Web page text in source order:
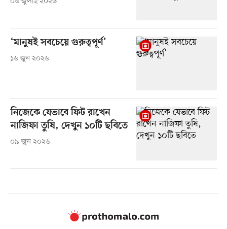
‘মানুষই সবচেয়ে গুরুত্বপূর্ণ’
১৬ জুন ২০২৬
নিজেকে যেভাবে ফিট রাখেন
নাজিফা তুষি, দেখুন ১০টি ছবিতে
০৯ জুন ২০২৬